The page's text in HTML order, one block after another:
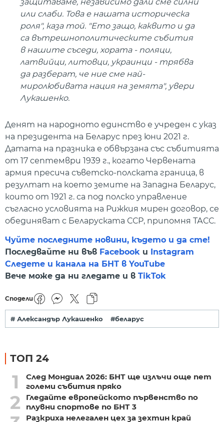
защитаваме, независимо дали сме силни
или слаби. Това е нашата историческа
роля", каза той. "Ето защо, каквито и да
са вътрешнополитическите събития
в нашите съседи, хората - поляци,
латвийци, литовци, украинци - трябва
да разберат, че ние сме най-
миролюбивата нация на земята", увери
Лукашенко.
Денят на народното единство е учреден с указ
на президента на Беларус през юни 2021 г.
Датата на празника е обвързана със събитията
от 17 септември 1939 г., когато Червената
армия пресича съветско-полската граница, в
резултат на което земите на Западна Беларус,
които от 1921 г. са под полско управление
съгласно условията на Рижкия мирен договор, се
обединяват с Беларуската ССР, припомня ТАСС.
Чуйте последните новини, където и да сте!
Последвайте ни във Facebook и
Instagram
Следете и канала на БНТ в YouTube
Вече може да ни гледате и в TikTok
Сподели
# Александър Лукашенко #беларус
ТОП 24
1
След Мондиал 2026: БНТ ще излъчи още пет
големи събития пряко
2
Гледайте европейското първенство по
плувни спортове по БНТ 3
Разкриха нелегален цех за зехтин край